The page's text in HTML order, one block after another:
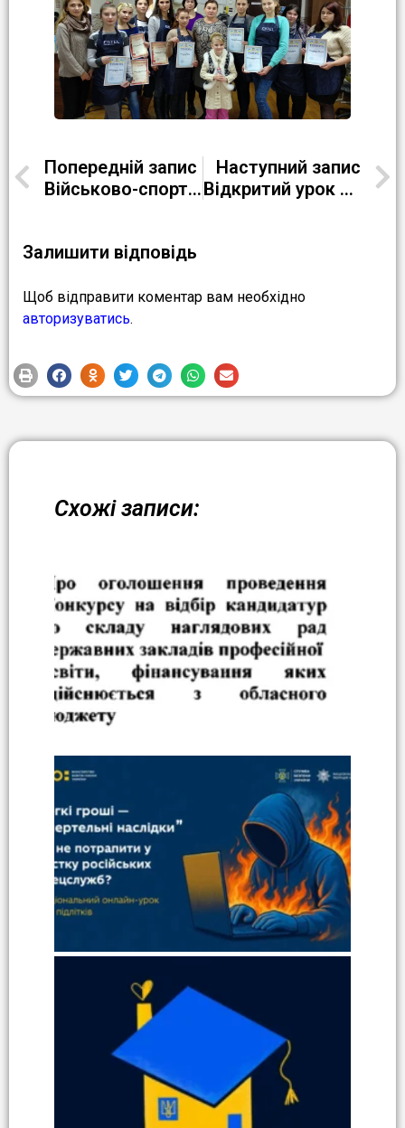
Попередній запис
Військово-спортивне свято«Я-майбутній солдат» (День Збройних Сил України)
Наступний запис
Відкритий урок на тему «Харчові речовини та їх значення для організму людини»
Залишити відповідь
Щоб відправити коментар вам необхідно
авторизуватись.
Схожі записи: